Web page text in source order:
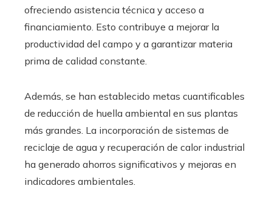
ofreciendo asistencia técnica y acceso a
financiamiento. Esto contribuye a mejorar la
productividad del campo y a garantizar materia
prima de calidad constante.
Además, se han establecido metas cuantificables
de reducción de huella ambiental en sus plantas
más grandes. La incorporación de sistemas de
reciclaje de agua y recuperación de calor industrial
ha generado ahorros significativos y mejoras en
indicadores ambientales.